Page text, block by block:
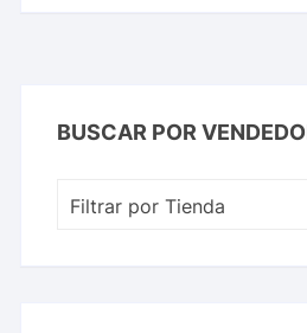
BUSCAR POR
Filtrar por Tienda